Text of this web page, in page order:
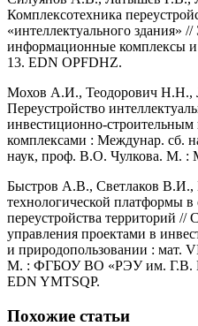
Комплексотехника
«интеллектуального здания»
информационные комплексы
13. EDN OPFDHZ.
Мохов А.И., Теодорович
Переустройство
инвестиционно-
комплексами : Междунар. сб.
наук, проф. В.О. Чулкова. М.
Быстров А.В., Светлаков В.И.,
технологической платформы в
переустройства территорий
управления проектами в
и природопользовании : мат.
М. : ФГБОУ ВО «РЭУ им. Г.В.
EDN YMTSQP.
Похожие статьи